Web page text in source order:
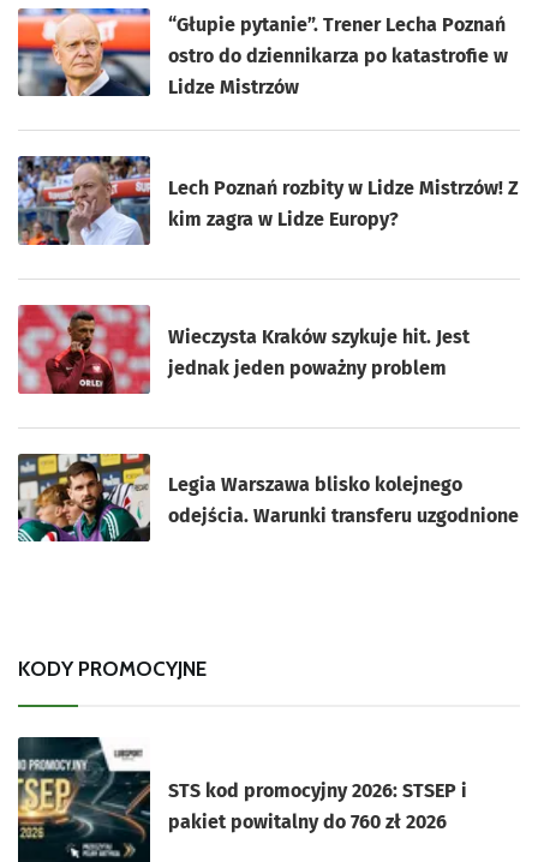
“Głupie pytanie”. Trener Lecha Poznań
ostro do dziennikarza po katastrofie w
Lidze Mistrzów
Lech Poznań rozbity w Lidze Mistrzów! Z
kim zagra w Lidze Europy?
Wieczysta Kraków szykuje hit. Jest
jednak jeden poważny problem
Legia Warszawa blisko kolejnego
odejścia. Warunki transferu uzgodnione
KODY PROMOCYJNE
STS kod promocyjny 2026: STSEP i
pakiet powitalny do 760 zł 2026